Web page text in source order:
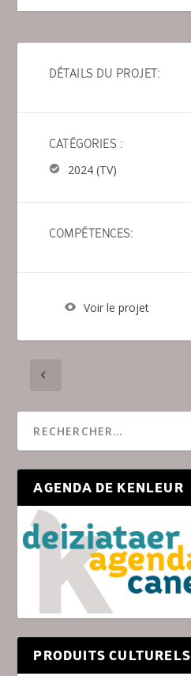
DÉTAILS DU PROJET:
CATÉGORIES :
2024 (TV)
COMPÉTENCES:
Voir le projet
AGENDA DE KENLEUR
PRODUITS CULTURELS